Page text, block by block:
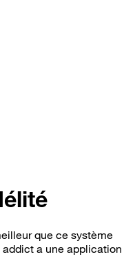
que ce système
a une application